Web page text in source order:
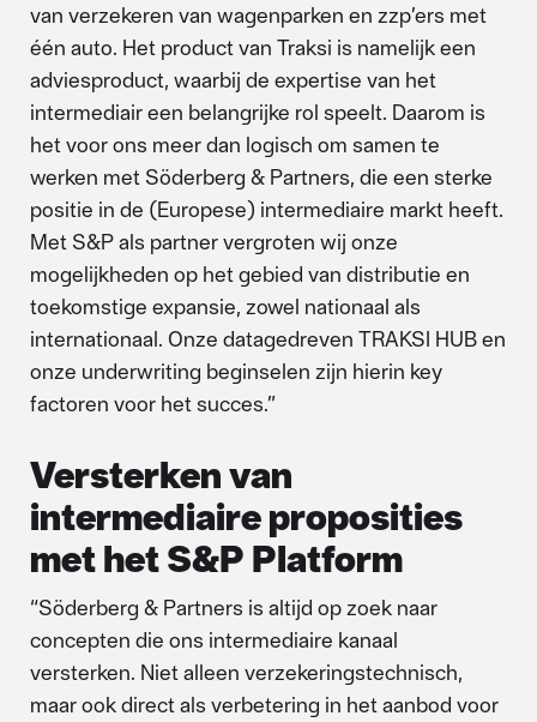
van verzekeren van wagenparken en zzp’ers met
één auto. Het product van Traksi is namelijk een
adviesproduct, waarbij de expertise van het
intermediair een belangrijke rol speelt. Daarom is
het voor ons meer dan logisch om samen te
werken met Söderberg & Partners, die een sterke
positie in de (Europese) intermediaire markt heeft.
Met S&P als partner vergroten wij onze
mogelijkheden op het gebied van distributie en
toekomstige expansie, zowel nationaal als
internationaal. Onze datagedreven TRAKSI HUB en
onze underwriting beginselen zijn hierin key
factoren voor het succes.”
Versterken van
intermediaire proposities
met het S&P Platform
“Söderberg & Partners is altijd op zoek naar
concepten die ons intermediaire kanaal
versterken. Niet alleen verzekeringstechnisch,
maar ook direct als verbetering in het aanbod voor